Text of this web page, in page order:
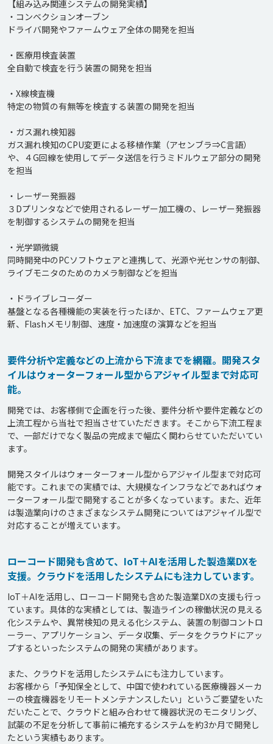
【組み込み関連システムの開発実績】
・コンベクションオーブン
ドライバ開発やファームウェア全体の開発を担当
・医療用検査装置
全自動で検査を行う装置の開発を担当
・X線検査機
特定の物質の有無等を検査する装置の開発を担当
・ガス漏れ検知器
ガス漏れ検知のCPU変更による移植作業（アセンブラ⇒C言語）
や、４G回線を使用してデータ送信を行うミドルウェア部分の開発
を担当
・レーザー発振器
３Dプリンタなどで使用されるレーザー加工機の、レーザー発振器
を制御するシステムの開発を担当
・光学顕微鏡
同時開発中のPCソフトウェアと連携して、光源や光センサの制御、
ライブモニタのためのカメラ制御などを担当
・ドライブレコーダー
基盤となる各種機能の実装を行ったほか、ETC、ファームウェア更
新、Flashメモリ制御、速度・加速度の演算などを担当
要件分析や定義などの上流から下流までを網羅。開発スタ
イルはウォーターフォール型からアジャイル型まで対応可
能。
開発では、お客様側で企画を行った後、要件分析や要件定義などの
上流工程から当社で担当させていただきます。そこから下流工程ま
で、一部だけでなく製品の完成まで幅広く関わらせていただいてい
ます。
開発スタイルはウォーターフォール型からアジャイル型まで対応可
能です。これまでの実績では、大規模なインフラなどであればウォ
ーターフォール型で開発することが多くなっています。また、近年
は製造業向けのさまざまなシステム開発についてはアジャイル型で
対応することが増えています。
ローコード開発も含めて、IoT＋AIを活用した製造業DXを
支援。クラウドを活用したシステムにも注力しています。
IoT＋AIを活用し、ローコード開発も含めた製造業DXの支援も行っ
ています。具体的な実績としては、製造ラインの稼働状況の見える
化システムや、異常検知の見える化システム、装置の制御コントロ
ーラー、アプリケーション、データ収集、データをクラウドにアッ
プするといったシステムの開発の実績があります。
また、クラウドを活用したシステムにも注力しています。
お客様から「予知保全として、中国で使われている医療機器メーカ
ーの検査機器をリモートメンテナンスしたい」というご要望をいた
だいたことで、クラウドと組み合わせて機器状況のモニタリング、
試薬の不足を分析して事前に補充するシステムを約3か月で開発し
たという実績もあります。